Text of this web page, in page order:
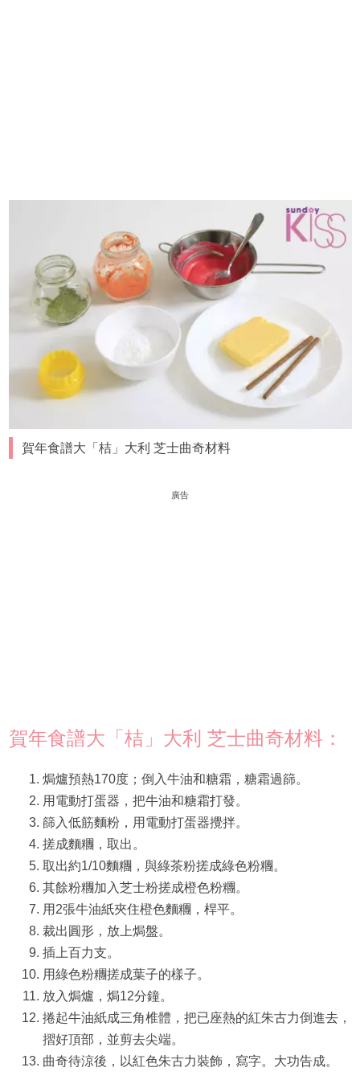
賀年食譜大「桔」大利 芝士曲奇材料
廣告
賀年食譜大「桔」大利 芝士曲奇材料：
焗爐預熱170度；倒入牛油和糖霜，糖霜過篩。
用電動打蛋器，把牛油和糖霜打發。
篩入低筋麵粉，用電動打蛋器攪拌。
搓成麵糰，取出。
取出約1/10麵糰，與綠茶粉搓成綠色粉糰。
其餘粉糰加入芝士粉搓成橙色粉糰。
用2張牛油紙夾住橙色麵糰，桿平。
裁出圓形，放上焗盤。
插上百力支。
用綠色粉糰搓成葉子的樣子。
放入焗爐，焗12分鐘。
捲起牛油紙成三角椎體，把已座熱的紅朱古力倒進去，
摺好頂部，並剪去尖端。
曲奇待涼後，以紅色朱古力裝飾，寫字。大功告成。